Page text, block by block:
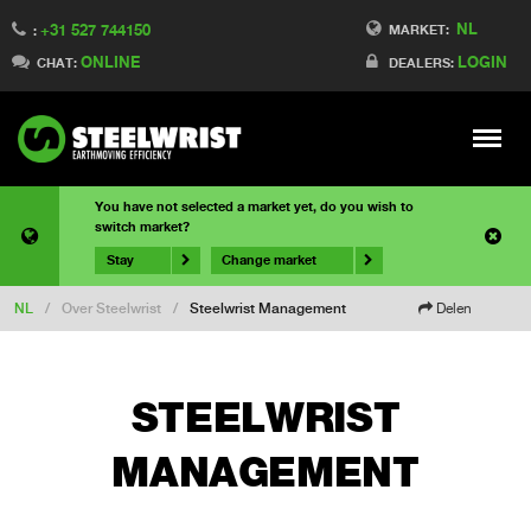
MARKET: NL
DEALERS: LOGIN
: +31 527 744150
CHAT: ONLINE
Meny
You have not selected a market yet, do you wish to
switch market?
Stay Change market
NL / Over Steelwrist / Steelwrist Management Delen
STEELWRIST
MANAGEMENT